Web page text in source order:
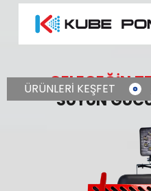
GELECEĞİN
SUYUN
ÜRÜNLERİ KEŞFET